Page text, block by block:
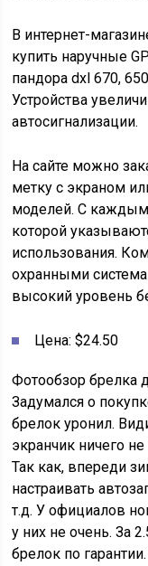
В интернет-
купить наручные
пандора dxl 670,
Устройства
автосигнализации.
На сайте можно
метку с экраном
моделей. С каждым
которой
использования.
охранными
высокий уровень
Цена: $24.50
Фотообзор брелка
Задумался о
брелок уронил.
экранчик ничего
Так как, впереди
настраивать
т.д. У официалов
у них не очень. За
брелок по